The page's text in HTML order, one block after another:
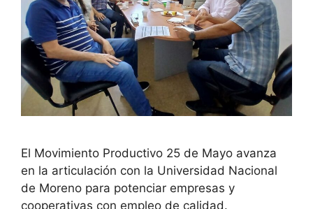
El Movimiento Productivo 25 de Mayo avanza
en la articulación con la Universidad Nacional
de Moreno para potenciar empresas y
cooperativas con empleo de calidad.